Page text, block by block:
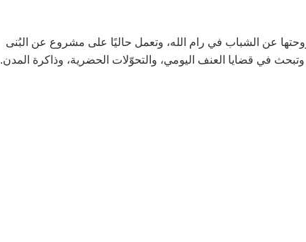
عن الشباب في رام الله، وتعمل حاليًا على مشروع عن البُنى
وتبحث في قضايا العنف اليومي، والتحوّلات الحضرية، وذاكرة المدن.